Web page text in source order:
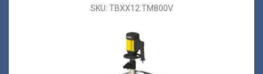
SKU: TBXX12.TM800V